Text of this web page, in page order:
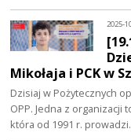
2025-
Mikołaja i PCK w
Dzisiaj w Pożytecznych
OPP. Jedna z organizacji
która od 1991 r.